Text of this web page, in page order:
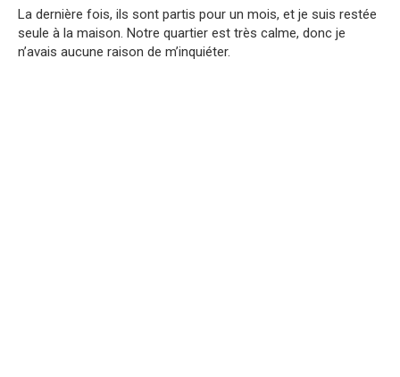
La dernière fois, ils sont partis pour un mois, et je suis restée
seule à la maison. Notre quartier est très calme, donc je
n’avais aucune raison de m’inquiéter.